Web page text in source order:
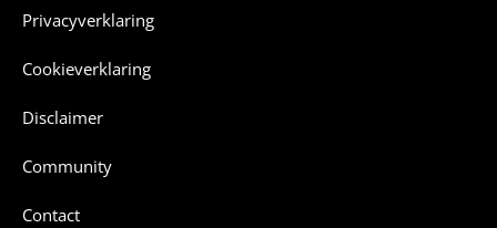
Privacyverklaring
Cookieverklaring
Disclaimer
Community
Contact